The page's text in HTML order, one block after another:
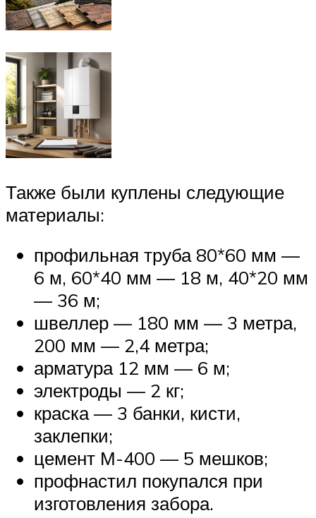
Также были куплены следующие
материалы:
профильная труба 80*60 мм —
6 м, 60*40 мм — 18 м, 40*20 мм
— 36 м;
швеллер — 180 мм — 3 метра,
200 мм — 2,4 метра;
арматура 12 мм — 6 м;
электроды — 2 кг;
краска — 3 банки, кисти,
заклепки;
цемент М-400 — 5 мешков;
профнастил покупался при
изготовления забора.